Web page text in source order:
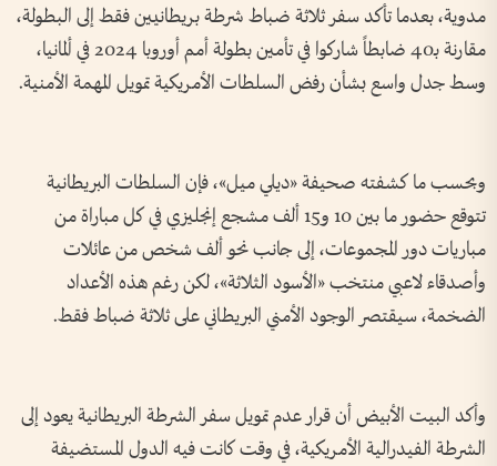
مدوية، بعدما تأكد سفر ثلاثة ضباط شرطة بريطانيين فقط إلى البطولة،
مقارنة بـ40 ضابطاً شاركوا في تأمين بطولة أمم أوروبا 2024 في ألمانيا،
وسط جدل واسع بشأن رفض السلطات الأمريكية تمويل المهمة الأمنية.
وبحسب ما كشفته صحيفة «ديلي ميل»، فإن السلطات البريطانية
تتوقع حضور ما بين 10 و15 ألف مشجع إنجليزي في كل مباراة من
مباريات دور المجموعات، إلى جانب نحو ألف شخص من عائلات
وأصدقاء لاعبي منتخب «الأسود الثلاثة»، لكن رغم هذه الأعداد
الضخمة، سيقتصر الوجود الأمني البريطاني على ثلاثة ضباط فقط.
وأكد البيت الأبيض أن قرار عدم تمويل سفر الشرطة البريطانية يعود إلى
الشرطة الفيدرالية الأمريكية، في وقت كانت فيه الدول المستضيفة